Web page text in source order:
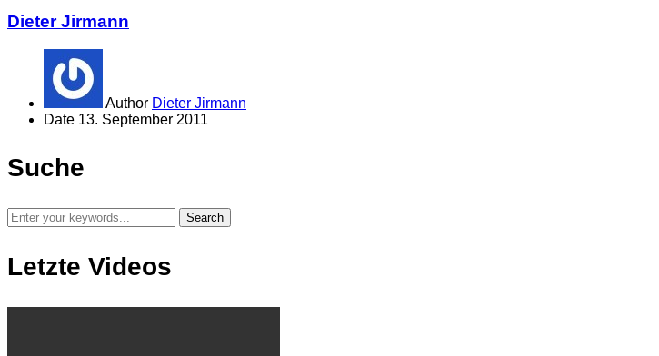
Dieter Jirmann
Author Dieter Jirmann
Date 13. September 2011
Suche
Letzte Videos